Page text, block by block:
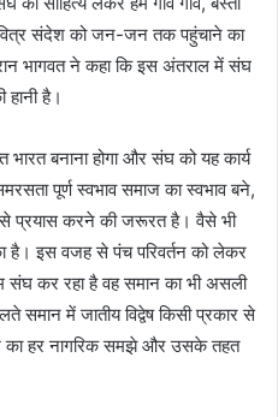
संदेश को जन-जन तक पहुंचाने का
भागवत ने कहा कि इस अंतराल में संघ
है।
भारत बनाना होगा और संघ को यह कार्य
पूर्ण स्वभाव समाज का स्वभाव बने,
प्रयास करने की जरूरत है। वैसे भी
है। इस वजह से पंच परिवर्तन को लेकर
कर रहा है वह समान का भी असली
समान में जातीय विद्वेष किसी प्रकार से
का हर नागरिक समझे और उसके तहत